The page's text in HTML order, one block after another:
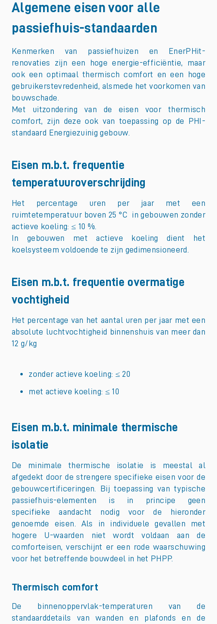
Algemene eisen voor alle
passiefhuis-standaarden
Kenmerken van passiefhuizen en EnerPHit-
renovaties zijn een hoge energie-efficiëntie, maar
ook een optimaal thermisch comfort en een hoge
gebruikerstevredenheid, alsmede het voorkomen van
bouwschade.
Met uitzondering van de eisen voor thermisch
comfort, zijn deze ook van toepassing op de PHI-
standaard Energiezuinig gebouw.
Eisen m.b.t. frequentie
temperatuuroverschrijding
Het percentage uren per jaar met een
ruimtetemperatuur boven 25 °C in gebouwen zonder
actieve koeling: ≤ 10 %.
In gebouwen met actieve koeling dient het
koelsysteem voldoende te zijn gedimensioneerd.
Eisen m.b.t. frequentie overmatige
vochtigheid
Het percentage van het aantal uren per jaar met een
absolute luchtvochtigheid binnenshuis van meer dan
12 g/kg
zonder actieve koeling: ≤ 20
met actieve koeling: ≤ 10
Eisen m.b.t. minimale thermische
isolatie
De minimale thermische isolatie is meestal al
afgedekt door de strengere specifieke eisen voor de
gebouwcertificeringen. Bij toepassing van typische
passiefhuis-elementen is in principe geen
specifieke aandacht nodig voor de hieronder
genoemde eisen. Als in individuele gevallen met
hogere U-waarden niet wordt voldaan aan de
comforteisen, verschijnt er een rode waarschuwing
voor het betreffende bouwdeel in het PHPP.
Thermisch comfort
De binnenoppervlak-temperaturen van de
standaarddetails van wanden en plafonds en de